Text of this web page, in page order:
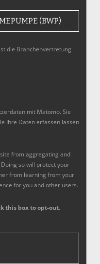
(BWP)
die Branchenvertretung
mit Matomo. Sie
Ihre Daten erfassen lassen
from aggregating and
so will protect your
from learning from your
for you and other users.
this box to opt-out.